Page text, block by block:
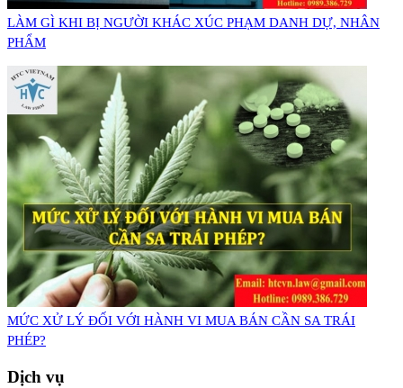
LÀM GÌ KHI BỊ NGƯỜI KHÁC XÚC PHẠM DANH DỰ, NHÂN
PHẨM
MỨC XỬ LÝ ĐỐI VỚI HÀNH VI MUA BÁN CẦN SA TRÁI
PHÉP?
Dịch vụ